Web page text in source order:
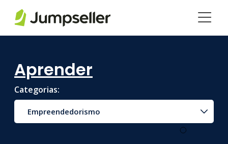
Aprender
Categorias:
Empreendedorismo